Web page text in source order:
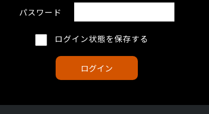
パスワード
ログイン状態を保存する